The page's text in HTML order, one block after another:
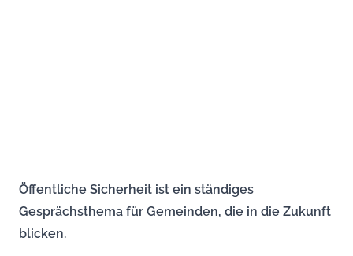
Öffentliche Sicherheit ist ein ständiges
Gesprächsthema für Gemeinden, die in die Zukunft
blicken.